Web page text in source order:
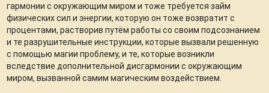
гармонии с окружающим миром и тоже требуется займ
физических сил и энергии, которую он тоже возвратит с
процентами, растворив путём работы со своим подсознанием
и те разрушительные инструкции, которые вызвали решенную
с помощью магии проблему, и те, которые возникли
вследствие дополнительной дисгармонии с окружающим
миром, вызванной самим магическим воздействием.